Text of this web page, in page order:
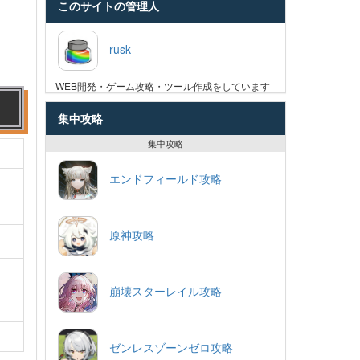
このサイトの管理人
rusk
WEB開発・ゲーム攻略・ツール作成をしています
集中攻略
集中攻略
エンドフィールド攻略
原神攻略
崩壊スターレイル攻略
ゼンレスゾーンゼロ攻略